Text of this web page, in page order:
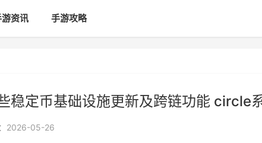
资讯 手游攻略
稳定币基础设施更新及跨链功能 circle
2026-05-26